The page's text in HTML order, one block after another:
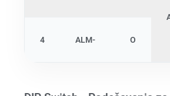
4 ALM- O